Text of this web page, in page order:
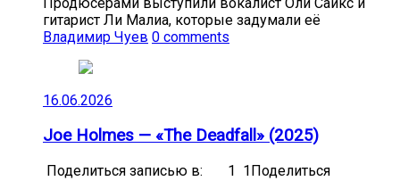
гитарист Ли Малиа, которые задумали её
Владимир Чуев 0 comments
16.06.2026
Joe Holmes — «The Deadfall» (2025)
Поделиться записью в: 1 1Поделиться